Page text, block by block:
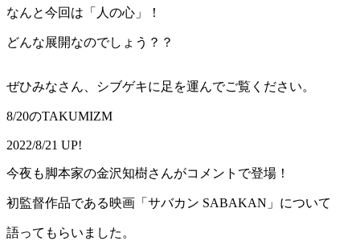
なんと今回は「人の心」！
どんな展開なのでしょう？？
ぜひみなさん、シブゲキに足を運んでご覧ください。
8/20のTAKUMIZM
2022/8/21 UP!
今夜も脚本家の金沢知樹さんがコメントで登場！
初監督作品である映画「サバカン SABAKAN」について
語ってもらいました。